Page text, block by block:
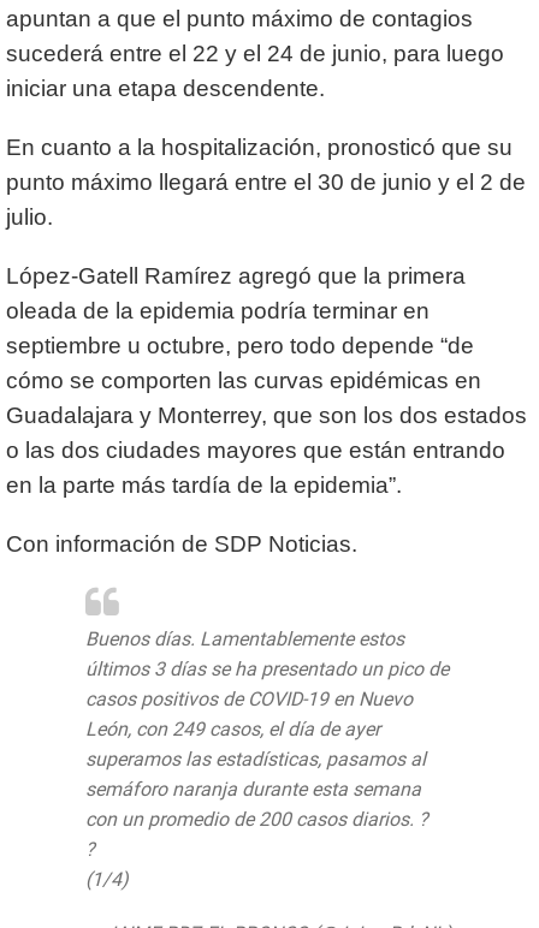
apuntan a que el punto máximo de contagios
sucederá entre el 22 y el 24 de junio, para luego
iniciar una etapa descendente.
En cuanto a la hospitalización, pronosticó que su
punto máximo llegará entre el 30 de junio y el 2 de
julio.
López-Gatell Ramírez agregó que la primera
oleada de la epidemia podría terminar en
septiembre u octubre, pero todo depende “de
cómo se comporten las curvas epidémicas en
Guadalajara y Monterrey, que son los dos estados
o las dos ciudades mayores que están entrando
en la parte más tardía de la epidemia”.
Con información de SDP Noticias.
Buenos días. Lamentablemente estos
últimos 3 días se ha presentado un pico de
casos positivos de COVID-19 en Nuevo
León, con 249 casos, el día de ayer
superamos las estadísticas, pasamos al
semáforo naranja durante esta semana
con un promedio de 200 casos diarios. ?
?
(1/4)